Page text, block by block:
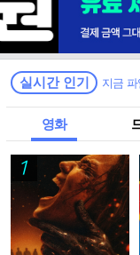
실시간 인기 지금
영화
1